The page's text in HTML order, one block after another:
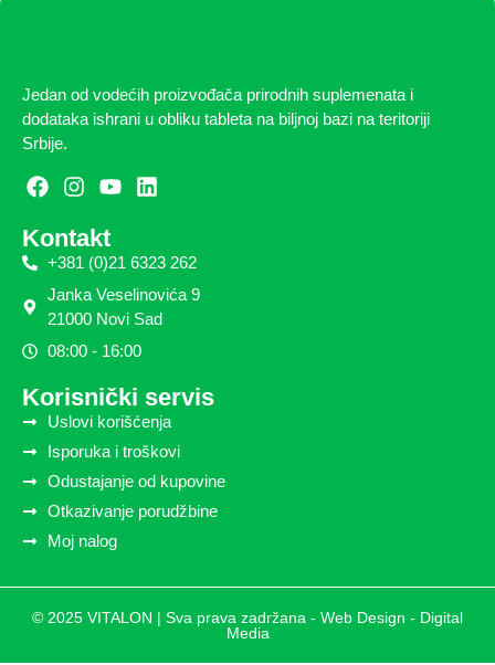
Jedan od vodećih proizvođača prirodnih suplemenata i
dodataka ishrani u obliku tableta na biljnoj bazi na teritoriji
Srbije.
Kontakt
+381 (0)21 6323 262
Janka Veselinovića 9
21000 Novi Sad
08:00 - 16:00
Korisnički servis
Uslovi korišćenja
Isporuka i troškovi
Odustajanje od kupovine
Otkazivanje porudžbine
Moj nalog
© 2025 VITALON | Sva prava zadržana - Web Design - Digital
Media